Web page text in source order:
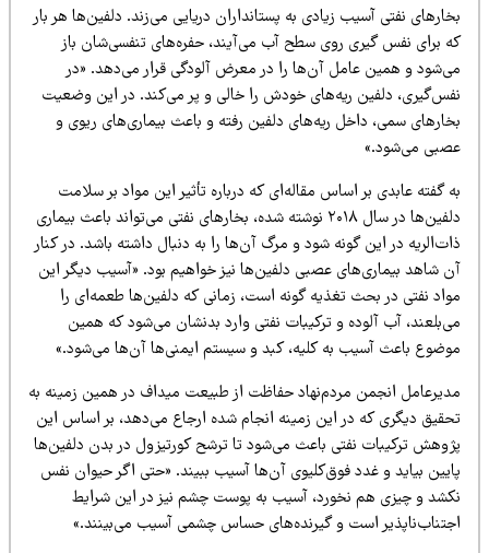
نفتی آسیب زیادی به پستانداران دریایی می‌زند. دلفین‌ها هر بار
برای نفس گیری روی سطح آب می‌آیند، حفره‌های تنفسی‌شان باز
و همین عامل آن‌ها را در معرض آلودگی قرار می‌دهد. «در
دلفین ریه‌های خودش را خالی و پر می‌کند. در این وضعیت
سمی، داخل ریه‌های دلفین رفته و باعث بیماری‌های ریوی و
می‌شود.»
گفته عابدی بر اساس مقاله‌ای که درباره تأثیر این مواد بر سلامت
دلفین‌ها در سال ۲۰۱۸ نوشته شده، بخارهای نفتی می‌تواند باعث بیماری
در این گونه شود و مرگ آن‌ها را به دنبال داشته باشد. در کنار
شاهد بیماری‌های عصبی دلفین‌ها نیز خواهیم بود. «آسیب دیگر این
نفتی در بحث تغذیه گونه است، زمانی که دلفین‌ها طعمه‌ای را
آب آلوده و ترکیبات نفتی وارد بدنشان می‌شود که همین
باعث آسیب به کلیه، کبد و سیستم ایمنی‌ها آن‌ها می‌شود.»
انجمن مردم‌نهاد حفاظت از طبیعت میداف در همین زمینه به
دیگری که در این زمینه انجام شده ارجاع می‌دهد، بر اساس این
ترکیبات نفتی باعث می‌شود تا ترشح کورتیزول در بدن دلفین‌ها
بیاید و غدد فوق‌کلیوی آن‌ها آسیب ببیند. «حتی اگر حیوان نفس
و چیزی هم نخورد، آسیب به پوست چشم نیز در این شرایط
است و گیرنده‌های حساس چشمی آسیب می‌بینند.»